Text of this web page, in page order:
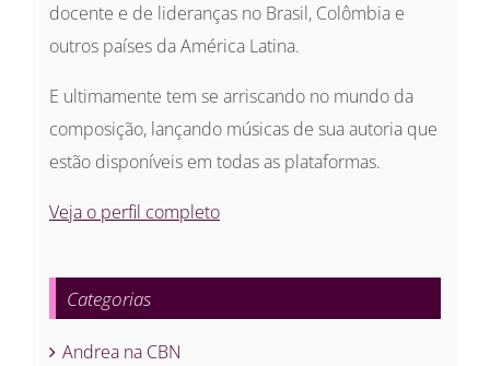
docente e de lideranças no Brasil, Colômbia e
outros países da América Latina.
E ultimamente tem se arriscando no mundo da
composição, lançando músicas de sua autoria que
estão disponíveis em todas as plataformas.
Veja o perfil completo
Categorias
Andrea na CBN